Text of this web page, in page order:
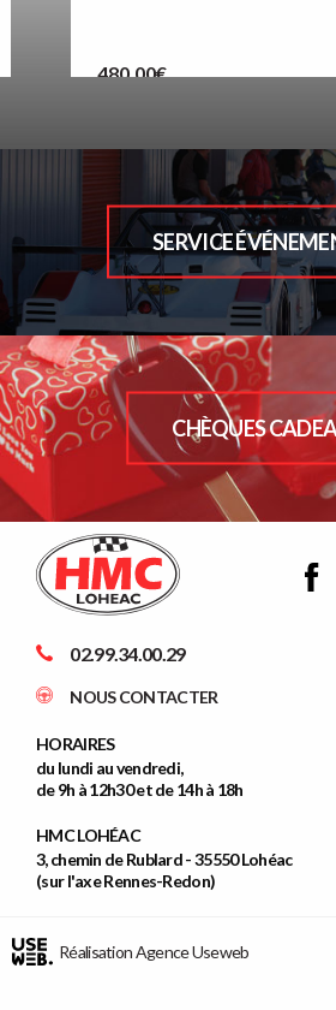
480,00€
SERVICE
CHÈQUES
02.99.34.00.29
NOUS CONTACTER
HORAIRES
du lundi au vendredi,
de 9h à 12h30 et de 14h à 18h
HMC LOHÉAC
3, chemin de Rublard - 35550 Lohéac
(sur l'axe Rennes-Redon)
Réalisation Agence Useweb